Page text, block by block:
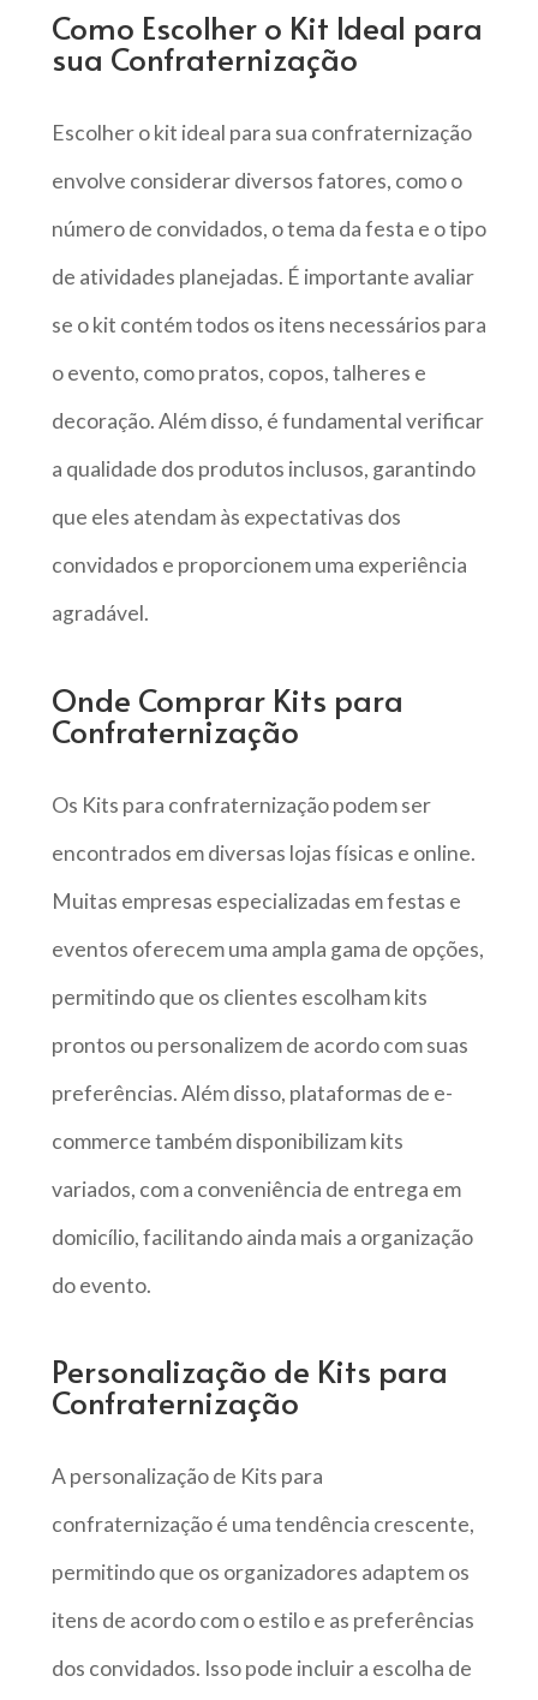
Como Escolher o Kit Ideal para
sua Confraternização
Escolher o kit ideal para sua confraternização
envolve considerar diversos fatores, como o
número de convidados, o tema da festa e o tipo
de atividades planejadas. É importante avaliar
se o kit contém todos os itens necessários para
o evento, como pratos, copos, talheres e
decoração. Além disso, é fundamental verificar
a qualidade dos produtos inclusos, garantindo
que eles atendam às expectativas dos
convidados e proporcionem uma experiência
agradável.
Onde Comprar Kits para
Confraternização
Os Kits para confraternização podem ser
encontrados em diversas lojas físicas e online.
Muitas empresas especializadas em festas e
eventos oferecem uma ampla gama de opções,
permitindo que os clientes escolham kits
prontos ou personalizem de acordo com suas
preferências. Além disso, plataformas de e-
commerce também disponibilizam kits
variados, com a conveniência de entrega em
domicílio, facilitando ainda mais a organização
do evento.
Personalização de Kits para
Confraternização
A personalização de Kits para
confraternização é uma tendência crescente,
permitindo que os organizadores adaptem os
itens de acordo com o estilo e as preferências
dos convidados. Isso pode incluir a escolha de